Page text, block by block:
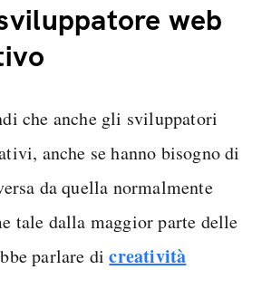
web
che anche gli sviluppatori
anche se hanno bisogno di
da quella normalmente
tale dalla maggior parte delle
parlare dicreatività